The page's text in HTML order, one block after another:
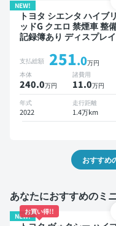
NEW!
トヨタ シエンタ ハイブリ
ッドG クエロ 禁煙車 整
記録簿あり ディスプレ
ズ スマートキー ETC バッ
クモニター 全方位カメラ
ドライブレコーダー 衝突
減 両側電動スライドドア 7
人乗り
支払総額 251.0万円
本体
240.0万円
諸費用
11.0万円
年式
2022
走行距離
1.4万km
おすすめ
あなたにおすすめのミ
NEW!
お買い得!!